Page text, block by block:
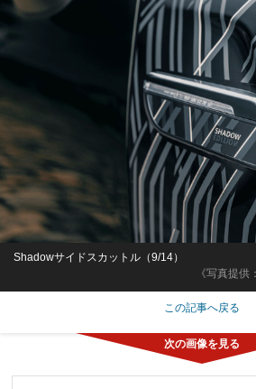
《写真提供
Shadowサイドスカットル（9/14）
この記事へ戻る